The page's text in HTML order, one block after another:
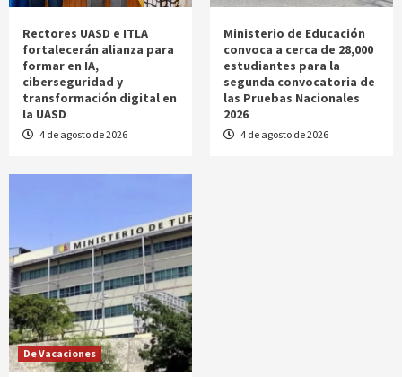
Rectores UASD e ITLA
fortalecerán alianza para
formar en IA,
ciberseguridad y
transformación digital en
la UASD
4 de agosto de 2026
Ministerio de Educación
convoca a cerca de 28,000
estudiantes para la
segunda convocatoria de
las Pruebas Nacionales
2026
4 de agosto de 2026
De Vacaciones